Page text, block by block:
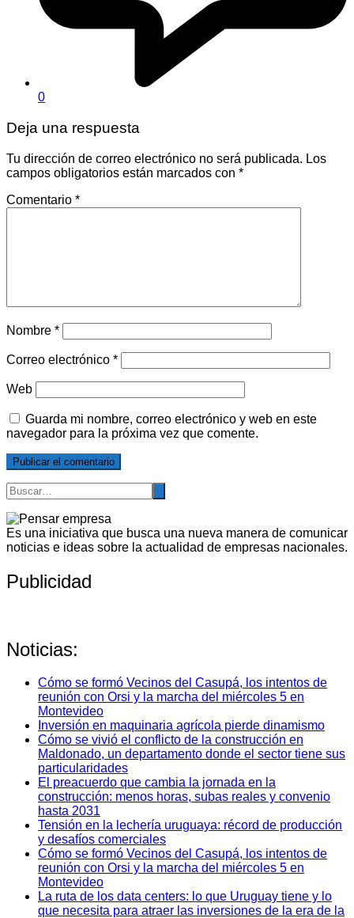
0
Deja una respuesta
Tu dirección de correo electrónico no será publicada. Los
campos obligatorios están marcados con *
Comentario *
Nombre *
Correo electrónico *
Web
Guarda mi nombre, correo electrónico y web en este
navegador para la próxima vez que comente.
Es una iniciativa que busca una nueva manera de comunicar
noticias e ideas sobre la actualidad de empresas nacionales.
Publicidad
Noticias:
Cómo se formó Vecinos del Casupá, los intentos de
reunión con Orsi y la marcha del miércoles 5 en
Montevideo
Inversión en maquinaria agrícola pierde dinamismo
Cómo se vivió el conflicto de la construcción en
Maldonado, un departamento donde el sector tiene sus
particularidades
El preacuerdo que cambia la jornada en la
construcción: menos horas, subas reales y convenio
hasta 2031
Tensión en la lechería uruguaya: récord de producción
y desafíos comerciales
Cómo se formó Vecinos del Casupá, los intentos de
reunión con Orsi y la marcha del miércoles 5 en
Montevideo
La ruta de los data centers: lo que Uruguay tiene y lo
que necesita para atraer las inversiones de la era de la